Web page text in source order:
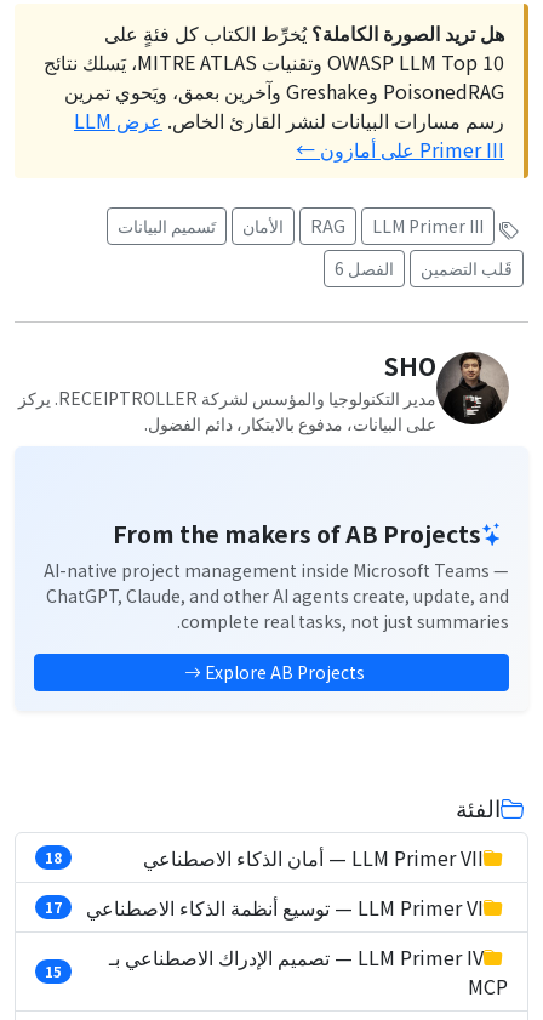
هل تريد الصورة الكاملة؟يُخرِّط الكتاب كل فئةٍ على
OWASP LLM Top 10 وتقنيات MITRE ATLAS، يَسلك نتائج
PoisonedRAG وGreshake وآخرين بعمق، ويَحوي تمرين
رسم مسارات البيانات لنشر القارئ الخاص.
عرض LLM
Primer III على أمازون ←
LLM Primer III
RAG الأمان
تَسميم البيانات
قَلب التضمين
الفصل 6
SHO
مدير التكنولوجيا والمؤسس لشركة RECEIPTROLLER. يركز
على البيانات، مدفوع بالابتكار، دائم الفضول.
From the makers of AB Projects
AI-native project management inside Microsoft Teams —
ChatGPT, Claude, and other AI agents create, update, and
complete real tasks, not just summaries.
Explore AB Projects
الفئة
LLM Primer VII — أمان الذكاء الاصطناعي 18
LLM Primer VI — توسيع أنظمة الذكاء الاصطناعي 17
LLM Primer IV — تصميم الإدراك الاصطناعي بـ
MCP
15